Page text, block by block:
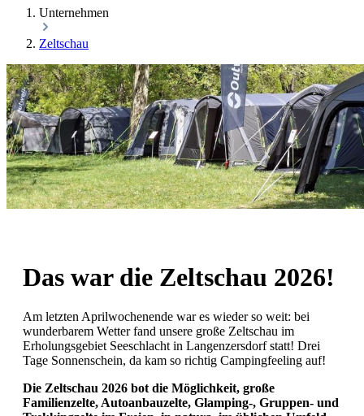
Unternehmen
Zeltschau
Das war die Zeltschau 2026!
Am letzten Aprilwochenende war es wieder so weit: bei
wunderbarem Wetter fand unsere große Zeltschau im
Erholungsgebiet Seeschlacht in Langenzersdorf statt! Drei
Tage Sonnenschein, da kam so richtig Campingfeeling auf!
Die Zeltschau 2026 bot die Möglichkeit, große
Familienzelte, Autoanbauzelte, Glamping-, Gruppen- und